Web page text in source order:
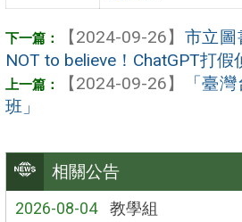
相關公告
2026-08-04 教學組
【2024-09-26】 市立圖
NOT to believe！ChatGPT打假
【2024-09-26】
「臺
班」